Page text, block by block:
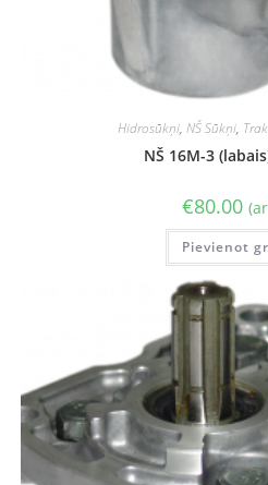
Hidrosūkņi, NŠ Sūkņi,
NŠ 16M-3
€80.00
Pievienot